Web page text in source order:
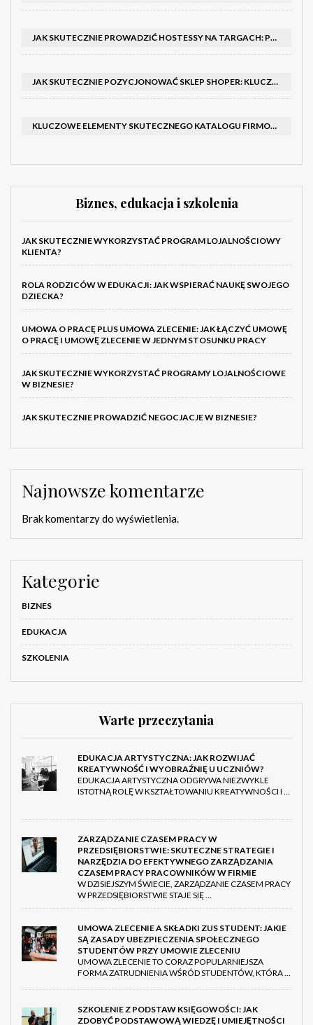
JAK SKUTECZNIE PROWADZIĆ HOSTESSY NA TARGACH: PORADNIK I SZKOLENIA
JAK SKUTECZNIE POZYCJONOWAĆ SKLEP SHOPER: KLUCZOWE KROKI I STRATEGIE
KLUCZOWE ELEMENTY SKUTECZNEGO KATALOGU FIRMOWEGO I BROSZURY
Biznes, edukacja i szkolenia
JAK SKUTECZNIE WYKORZYSTAĆ PROGRAM LOJALNOŚCIOWY
KLIENTA?
ROLA RODZICÓW W EDUKACJI: JAK WSPIERAĆ NAUKĘ SWOJEGO
DZIECKA?
UMOWA O PRACĘ PLUS UMOWA ZLECENIE: JAK ŁĄCZYĆ UMOWĘ
O PRACĘ I UMOWĘ ZLECENIE W JEDNYM STOSUNKU PRACY
JAK SKUTECZNIE WYKORZYSTAĆ PROGRAMY LOJALNOŚCIOWE
W BIZNESIE?
JAK SKUTECZNIE PROWADZIĆ NEGOCJACJE W BIZNESIE?
Najnowsze komentarze
Brak komentarzy do wyświetlenia.
Kategorie
BIZNES
EDUKACJA
SZKOLENIA
Warte przeczytania
EDUKACJA ARTYSTYCZNA: JAK ROZWIJAĆ
KREATYWNOŚĆ I WYOBRAŹNIĘ U UCZNIÓW?
EDUKACJA ARTYSTYCZNA ODGRYWA NIEZWYKLE
ISTOTNĄ ROLĘ W KSZTAŁTOWANIU KREATYWNOŚCI I …
ZARZĄDZANIE CZASEM PRACY W
PRZEDSIĘBIORSTWIE: SKUTECZNE STRATEGIE I
NARZĘDZIA DO EFEKTYWNEGO ZARZĄDZANIA
CZASEM PRACY PRACOWNIKÓW W FIRMIE
W DZISIEJSZYM ŚWIECIE, ZARZĄDZANIE CZASEM PRACY
W PRZEDSIĘBIORSTWIE STAJE SIĘ …
UMOWA ZLECENIE A SKŁADKI ZUS STUDENT: JAKIE
SĄ ZASADY UBEZPIECZENIA SPOŁECZNEGO
STUDENTÓW PRZY UMOWIE ZLECENIU
UMOWA ZLECENIE TO CORAZ POPULARNIEJSZA
FORMA ZATRUDNIENIA WŚRÓD STUDENTÓW, KTÓRA …
SZKOLENIE Z PODSTAW KSIĘGOWOŚCI: JAK
ZDOBYĆ PODSTAWOWĄ WIEDZĘ I UMIEJĘTNOŚCI